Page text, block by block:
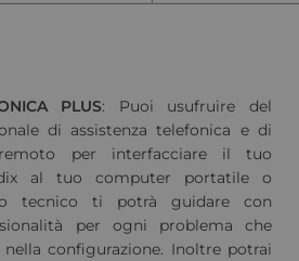
PLUS: Puoi usufruire del
di assistenza telefonica e di
per interfacciare il tuo
al tuo computer portatile o
tecnico ti potrà guidare con
per ogni problema che
configurazione. Inoltre potrai